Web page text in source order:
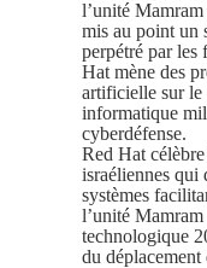
l’unité Mamram
mis au point un
perpétré par les
Hat mène des
artificielle sur le
informatique
cyberdéfense.
Red Hat
israéliennes qui
systèmes
l’unité
technologique
du